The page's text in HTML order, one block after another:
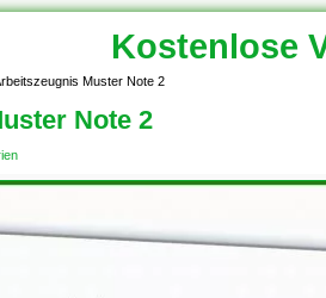
Kostenlose
Muster Note 2
Note 2